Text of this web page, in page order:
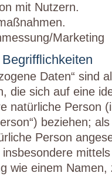
mit Nutzern.
Marketing
Daten“ sind
die sich auf eine
natürliche Person
beziehen;
Person
wie einem Namen,